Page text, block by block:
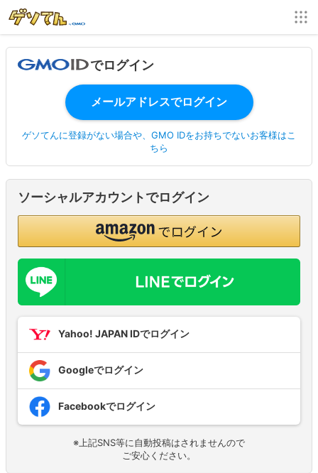
でログイン
ゲソてんに登録がない場合や、GMO IDをお持ちでないお客様はこ
ちら
ソーシャルアカウントでログイン
Yahoo! JAPAN IDでログイン
Googleでログイン
Facebookでログイン
※上記SNS等に自動投稿はされませんので
ご安心ください。